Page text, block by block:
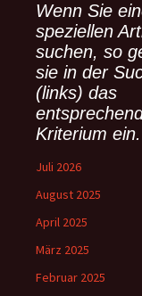
n
n
a
c
h
:
Wenn Sie
speziellen
suchen, so
sie in der
(links) das
Kriterium ein.
Juli 2026
August 2025
April 2025
März 2025
Februar 2025